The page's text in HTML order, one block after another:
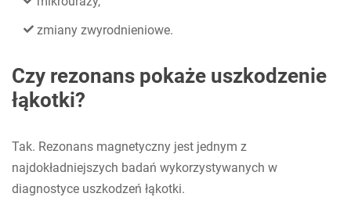
zmiany zwyrodnieniowe.
Czy rezonans pokaże uszkodzenie
łąkotki?
Tak. Rezonans magnetyczny jest jednym z
najdokładniejszych badań wykorzystywanych w
diagnostyce uszkodzeń łąkotki.